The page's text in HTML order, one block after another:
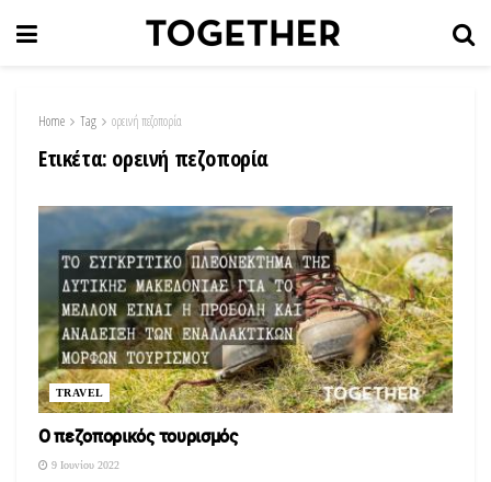
Home Tag ορεινή πεζοπορία
Ετικέτα: ορεινή πεζοπορία
TRAVEL
Ο πεζοπορικός τουρισμός
9 Ιουνίου 2022